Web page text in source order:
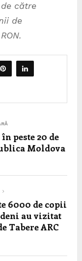
către
de
peste 20 de
Moldova
6000 de copii
au vizitat
Tabere ARC